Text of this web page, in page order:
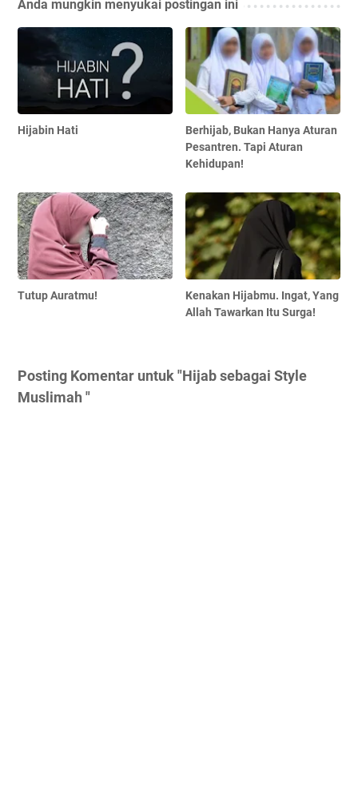
Anda mungkin menyukai postingan ini
Hijabin Hati
Berhijab, Bukan Hanya Aturan
Pesantren. Tapi Aturan
Kehidupan!
Tutup Auratmu!
Kenakan Hijabmu. Ingat, Yang
Allah Tawarkan Itu Surga!
Posting Komentar untuk "Hijab sebagai Style
Muslimah "